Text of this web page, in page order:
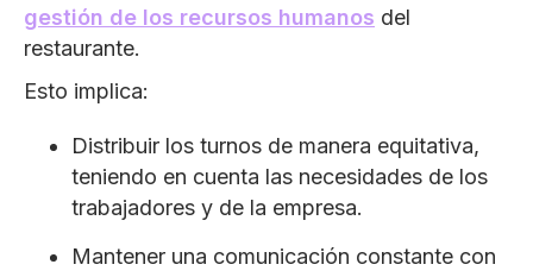
gestión de los recursos humanos del
restaurante.
Esto implica:
Distribuir los turnos de manera equitativa,
teniendo en cuenta las necesidades de los
trabajadores y de la empresa.
Mantener una comunicación constante con